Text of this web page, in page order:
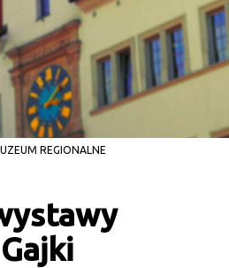
REGIONALNE